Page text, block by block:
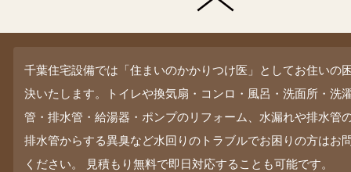
千葉住宅設備では「住まいのかかりつけ医」としてお住いの
決いたします。トイレや換気扇・コンロ・風呂・洗面所・洗
管・排水管・給湯器・ポンプのリフォーム、水漏れや排水管
排水管からする異臭など水回りのトラブルでお困りの方はお
ください。 見積もり無料で即日対応することも可能です。